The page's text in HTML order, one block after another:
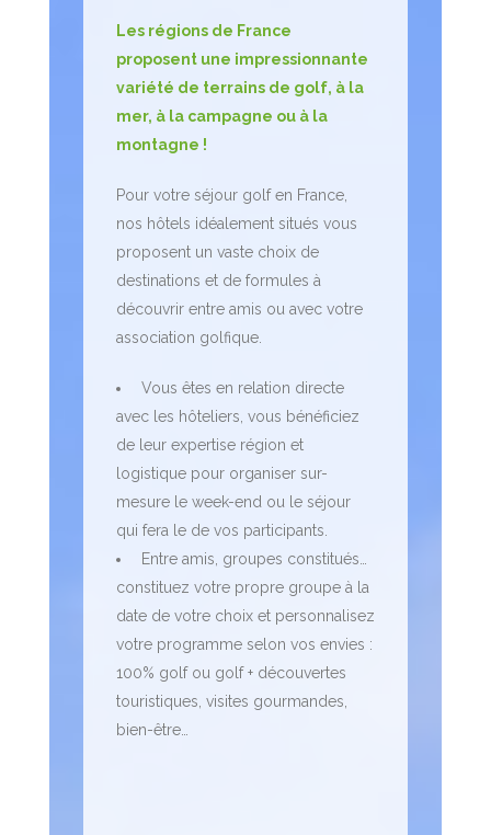
Les régions de France
proposent une impressionnante
variété de terrains de golf, à la
mer, à la campagne ou à la
montagne !
Pour votre séjour golf en France,
nos hôtels idéalement situés vous
proposent un vaste choix de
destinations et de formules à
découvrir entre amis ou avec votre
association golfique.
Vous êtes en relation directe
avec les hôteliers, vous bénéficiez
de leur expertise région et
logistique pour organiser sur-
mesure le week-end ou le séjour
qui fera le de vos participants.
Entre amis, groupes constitués…
constituez votre propre groupe à la
date de votre choix et personnalisez
votre programme selon vos envies :
100% golf ou golf + découvertes
touristiques, visites gourmandes,
bien-être…